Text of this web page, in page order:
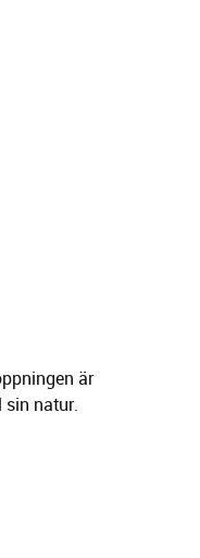
är
natur.